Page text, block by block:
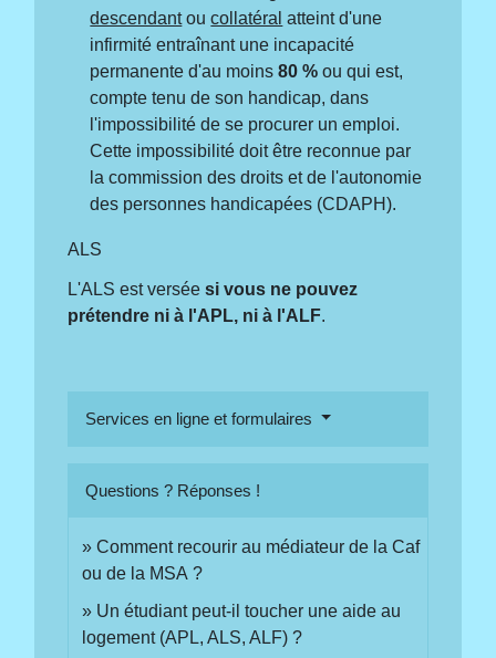
descendantoucollatéral atteint d'une
infirmité entraînant une incapacité
permanente d'au moins80 % ou qui est,
compte tenu de son handicap, dans
l'impossibilité de se procurer un emploi.
Cette impossibilité doit être reconnue par
la commission des droits et de l'autonomie
des personnes handicapées (CDAPH).
ALS
L'ALS est verséesi vous ne pouvez
prétendre ni à l'APL, ni à l'ALF.
Services en ligne et formulaires
Questions ? Réponses !
Comment recourir au médiateur de la Caf
ou de la MSA ?
Un étudiant peut-il toucher une aide au
logement (APL, ALS, ALF) ?